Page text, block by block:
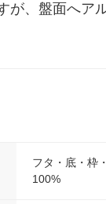
が、盤面へア
フタ・底・枠
100%